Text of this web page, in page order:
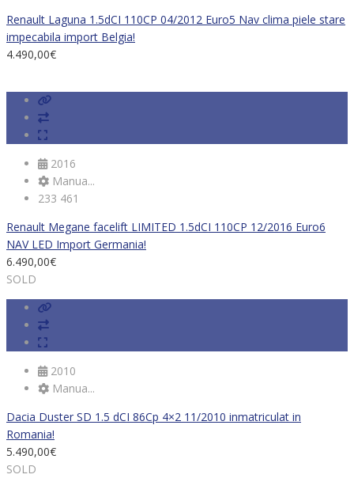
Renault Laguna 1.5dCI 110CP 04/2012 Euro5 Nav clima piele stare
impecabila import Belgia!
4.490,00€
2016
Manua...
233 461
Renault Megane facelift LIMITED 1.5dCI 110CP 12/2016 Euro6
NAV LED Import Germania!
6.490,00€
SOLD
2010
Manua...
Dacia Duster SD 1.5 dCI 86Cp 4×2 11/2010 inmatriculat in
Romania!
5.490,00€
SOLD